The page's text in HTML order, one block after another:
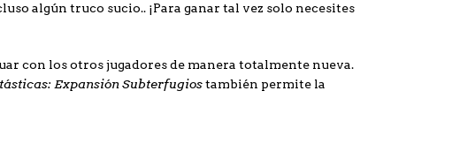
algún truco sucio.. ¡Para ganar tal vez solo necesites
con los otros jugadores de manera totalmente nueva.
Expansión Subterfugiostambién permite la